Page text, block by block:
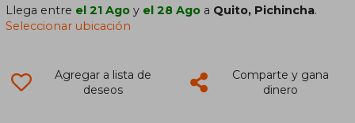
Llega entre el 21 Ago y el 28 Ago a Quito, Pichincha.
Seleccionar ubicación
Agregar a lista de
deseos
Comparte y gana
dinero